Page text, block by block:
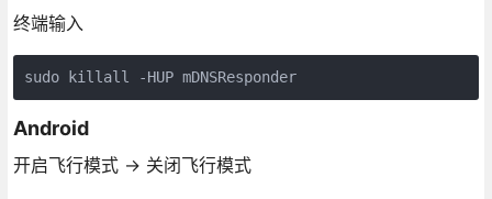
终端输入
sudo killall -HUP mDNSResponder
Android
开启飞行模式 -> 关闭飞行模式